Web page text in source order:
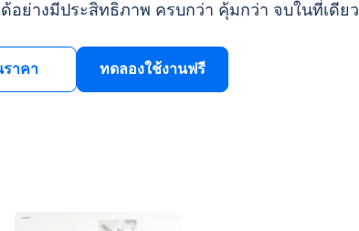
ย่างมีประสิทธิภาพ ครบกว่า คุ้มกว่า จบในที่เดียว
ราคา ทดลองใช้งานฟรี